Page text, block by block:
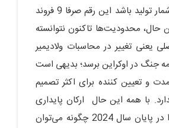
دوره 109 فروند شمار تولید باشد این رقم صرفا 9 فروند
حال، محدودیت‌ها تاکنون نتوانسته
یعنی تغییر در محاسبات ولادیمیر
جنگ در اوکراین برسد؛ بدیهی است
و تعیین کننده برای اکثر تصمیم
با همه این حال ارکان پایداری
اقتصادی روسیه را در پایان سال 2024 چگونه می‌توان